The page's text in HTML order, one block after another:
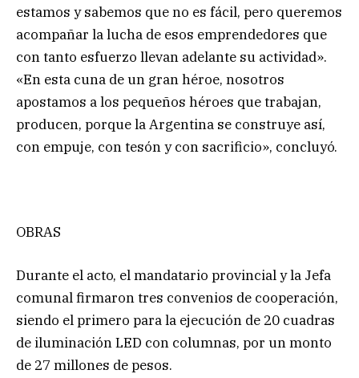
estamos y sabemos que no es fácil, pero queremos
acompañar la lucha de esos emprendedores que
con tanto esfuerzo llevan adelante su actividad».
«En esta cuna de un gran héroe, nosotros
apostamos a los pequeños héroes que trabajan,
producen, porque la Argentina se construye así,
con empuje, con tesón y con sacrificio», concluyó.
OBRAS
Durante el acto, el mandatario provincial y la Jefa
comunal firmaron tres convenios de cooperación,
siendo el primero para la ejecución de 20 cuadras
de iluminación LED con columnas, por un monto
de 27 millones de pesos.